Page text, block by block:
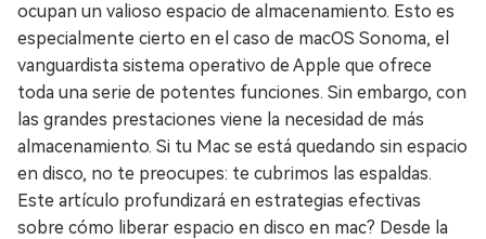
ocupan un valioso espacio de almacenamiento. Esto es
especialmente cierto en el caso de macOS Sonoma, el
vanguardista sistema operativo de Apple que ofrece
toda una serie de potentes funciones. Sin embargo, con
las grandes prestaciones viene la necesidad de más
almacenamiento. Si tu Mac se está quedando sin espacio
en disco, no te preocupes: te cubrimos las espaldas.
Este artículo profundizará en estrategias efectivas
sobre cómo liberar espacio en disco en mac? Desde la